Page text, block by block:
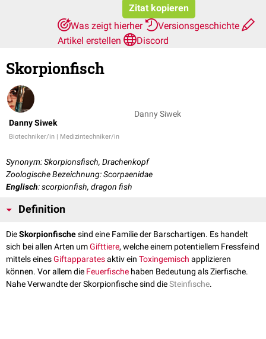
Zitat kopieren
Was zeigt hierher
Versionsgeschichte
Artikel erstellen
Discord
Skorpionfisch
Danny Siwek
Biotechniker/in | Medizintechniker/in
Danny Siwek
Synonym: Skorpionsfisch, Drachenkopf
Zoologische Bezeichnung: Scorpaenidae
Englisch: scorpionfish, dragon fish
Definition
DieSkorpionfischesind eine Familie der Barschartigen. Es handelt
sich bei allen Arten umGifttiere, welche einem potentiellem Fressfeind
mittels einesGiftapparatesaktiv ein Toxingemisch applizieren
können. Vor allem die Feuerfische haben Bedeutung als Zierfische.
Nahe Verwandte der Skorpionfische sind dieSteinfische.